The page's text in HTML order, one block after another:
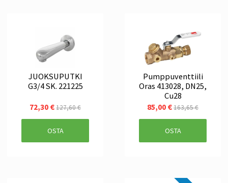
JUOKSUPUTKI
G3/4 SK. 221225
72,30 €127,60 €
OSTA
Pumppuventtiili
Oras 413028, DN25,
Cu28
85,00 €163,65 €
OSTA